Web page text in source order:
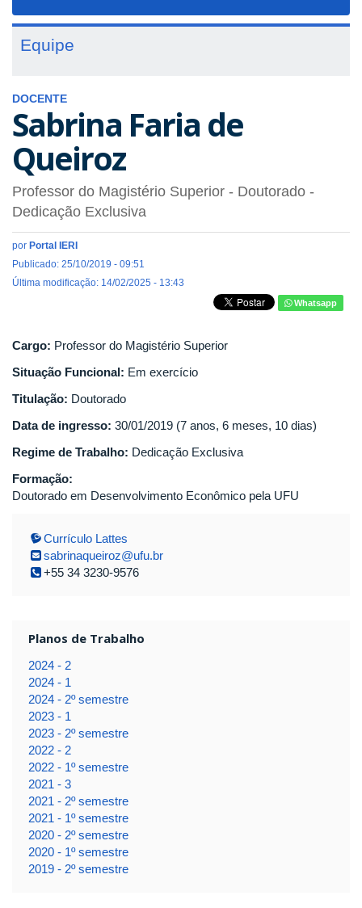
Equipe
DOCENTE
Sabrina Faria de
Queiroz
Professor do Magistério Superior - Doutorado -
Dedicação Exclusiva
por Portal IERI
Publicado: 25/10/2019 - 09:51
Última modificação: 14/02/2025 - 13:43
Whatsapp
Cargo: Professor do Magistério Superior
Situação Funcional: Em exercício
Titulação: Doutorado
Data de ingresso: 30/01/2019 (7 anos, 6 meses, 10 dias)
Regime de Trabalho: Dedicação Exclusiva
Formação:
Doutorado em Desenvolvimento Econômico pela UFU
Currículo Lattes
sabrinaqueiroz@ufu.br
+55 34 3230-9576
Planos de Trabalho
2024 - 2
2024 - 1
2024 - 2º semestre
2023 - 1
2023 - 2º semestre
2022 - 2
2022 - 1º semestre
2021 - 3
2021 - 2º semestre
2021 - 1º semestre
2020 - 2º semestre
2020 - 1º semestre
2019 - 2º semestre